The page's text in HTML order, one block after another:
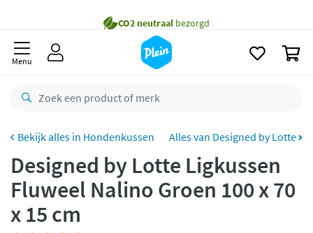
besteld,
Gratisretourneren
Menu
Hondenkussen Alles van Designed by Lotte
Designed by Lotte Ligkussen
Fluweel Nalino Groen 100 x 70
x 15 cm